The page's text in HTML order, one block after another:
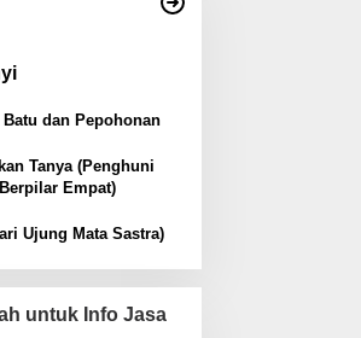
Batu dan Pepohonan
Tanya (Penghuni
Empat)
Ujung Mata Sastra)
untuk Info Jasa